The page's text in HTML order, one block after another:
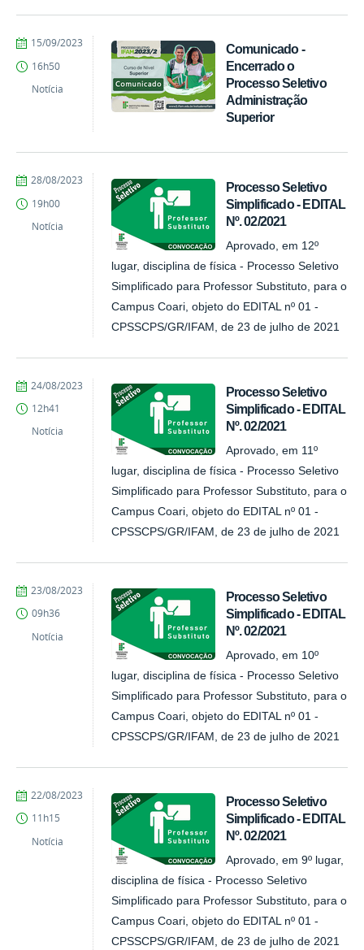
Comunicado -
Encerrado o
Processo Seletivo
Administração
Superior
por
COARI
publicado
15/09/2023
16h50
Notícia
Processo Seletivo
Simplificado - EDITAL
Nº. 02/2021
Aprovado, em 12º
lugar, disciplina de física - Processo Seletivo
Simplificado para Professor Substituto, para o
Campus Coari, objeto do EDITAL nº 01 -
CPSSCPS/GR/IFAM, de 23 de julho de 2021
por
COARI
publicado
28/08/2023
19h00
Notícia
Processo Seletivo
Simplificado - EDITAL
Nº. 02/2021
Aprovado, em 11º
lugar, disciplina de física - Processo Seletivo
Simplificado para Professor Substituto, para o
Campus Coari, objeto do EDITAL nº 01 -
CPSSCPS/GR/IFAM, de 23 de julho de 2021
por
COARI
publicado
24/08/2023
12h41
Notícia
Processo Seletivo
Simplificado - EDITAL
Nº. 02/2021
Aprovado, em 10º
lugar, disciplina de física - Processo Seletivo
Simplificado para Professor Substituto, para o
Campus Coari, objeto do EDITAL nº 01 -
CPSSCPS/GR/IFAM, de 23 de julho de 2021
por
COARI
publicado
23/08/2023
09h36
Notícia
Processo Seletivo
Simplificado - EDITAL
Nº. 02/2021
Aprovado, em 9º lugar,
disciplina de física - Processo Seletivo
Simplificado para Professor Substituto, para o
Campus Coari, objeto do EDITAL nº 01 -
CPSSCPS/GR/IFAM, de 23 de julho de 2021
por
COARI
publicado
22/08/2023
11h15
Notícia